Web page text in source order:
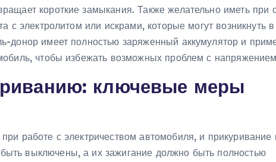
короткие замыкания. Также желательно иметь при
с электролитом или искрами, которые могут возникнуть
донор имеет полностью заряженный аккумулятор и
чтобы избежать возможных проблем с
ключевые меры
работе с электричеством автомобиля, и прикуривание
выключены, а их зажигание должно быть полностью